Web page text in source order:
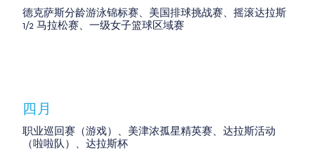
德克萨斯分龄游泳锦标赛、美国排球挑战赛、摇滚达拉斯
1/2 马拉松赛、一级女子篮球区域赛
四月
职业巡回赛（游戏）、美津浓孤星精英赛、达拉斯活动
（啦啦队）、达拉斯杯